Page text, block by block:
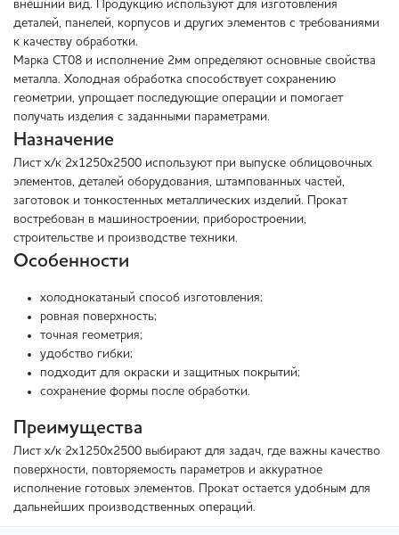
внешний вид. Продукцию используют для изготовления
деталей, панелей, корпусов и других элементов с требованиями
к качеству обработки.
Марка СТ08 и исполнение 2мм определяют основные свойства
металла. Холодная обработка способствует сохранению
геометрии, упрощает последующие операции и помогает
получать изделия с заданными параметрами.
Назначение
Лист х/к 2х1250х2500 используют при выпуске облицовочных
элементов, деталей оборудования, штампованных частей,
заготовок и тонкостенных металлических изделий. Прокат
востребован в машиностроении, приборостроении,
строительстве и производстве техники.
Особенности
холоднокатаный способ изготовления;
ровная поверхность;
точная геометрия;
удобство гибки;
подходит для окраски и защитных покрытий;
сохранение формы после обработки.
Преимущества
Лист х/к 2х1250х2500 выбирают для задач, где важны качество
поверхности, повторяемость параметров и аккуратное
исполнение готовых элементов. Прокат остается удобным для
дальнейших производственных операций.